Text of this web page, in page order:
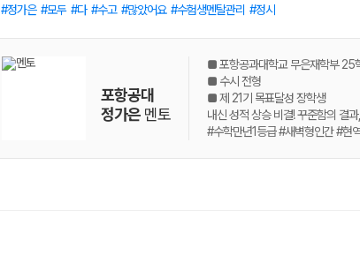
정가은 모두 다 수고 많았어요 수험생멘탈관리 정시
포항공대
정가은 멘토
■ 포항공과대학교 무은재학부 25
■ 수시 전형
■ 제 21기 목표달성 장학생
내신 성적 상승 비결! 꾸준함의 결
#수학만년1등급 #새벽형인간 #현